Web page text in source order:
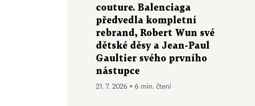
couture. Balenciaga
předvedla kompletní
rebrand, Robert Wun své
dětské děsy a Jean-Paul
Gaultier svého prvního
nástupce
21. 7. 2026 ▪ 6 min. čtení